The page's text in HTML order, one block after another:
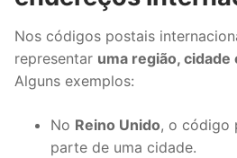
Nos códigos postais
representar uma região, cidade
Alguns exemplos:
No Reino Unido, o código
parte de uma cidade.